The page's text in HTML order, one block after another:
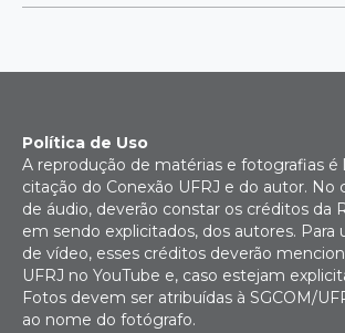
Política de Uso
A reprodução de matérias e fotografias é
citação do Conexão UFRJ e do autor. No
de áudio, deverão constar os créditos da
em sendo explicitados, dos autores. Para
de vídeo, esses créditos deverão
UFRJ no YouTube e, caso estejam
Fotos devem ser atribuídas à SGCOM/
ao nome do fotógrafo.